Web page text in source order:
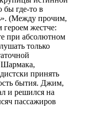
где-то в
(Между прочим,
жестче:
при абсолютном
только
Шармака,
принять
бытия. Джим,
и решился на
пассажиров